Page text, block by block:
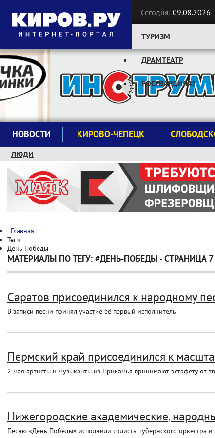
Сегодня: 09.08.2026
Следите за новостями:
ТУРИЗМ
ДРАМТЕАТР
РОСГВАРДИЯ43
НОВОСТИ КИРОВО-ЧЕПЕЦК
ЛЮДИ
КРУЖКИ И СЕКЦИИ
ЗАВОДУ "МАЯК" 85 ЛЕТ
ЭКОЛОГИЯ
Главная
Теги
День Победы
МАТЕРИАЛЫ ПО ТЕГУ: #ДЕНЬ-ПОБЕДЫ - СТРАНИЦА 7
Саратов присоединился к народному
В записи песни принял участие её первый исполнитель
Пермский край присоединился к
2 мая артисты и музыканты из Прикамья принимают эстафету от
Нижегородские академические,
Песню «День Победы» исполнили солисты губернского оркестра и